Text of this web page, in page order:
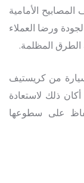
الأمامية
ورضا العملاء
المظلمة.
من كريستيف
ذلك لاستعادة
على سطوعها